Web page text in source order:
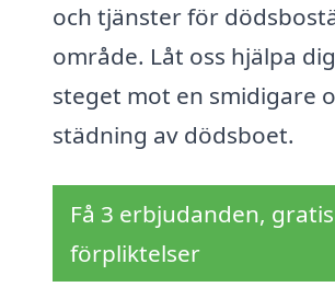
och tjänster för
område. Låt oss hjälpa
steget mot en smidigare
städning av dödsboet.
Få 3 erbjudanden,
förpliktelser